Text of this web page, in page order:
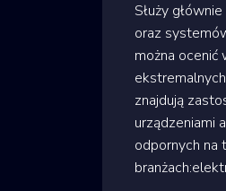
Służy
oraz
można
znajdują
urządzeniami
odpornych na